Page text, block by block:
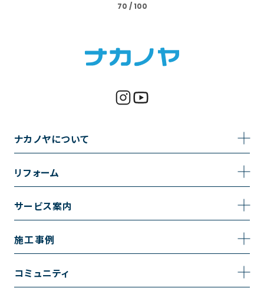
70 / 100
ナカノヤについて
事業内容
採用情報
リフォーム
トイレのリフォーム
キッチンのリフォーム
サービス案内
サービスの流れ
施工事例
施工事例一覧
コミュニティ